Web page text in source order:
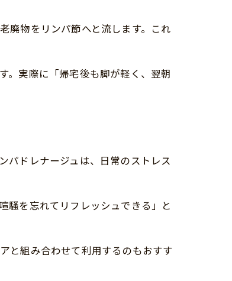
廃物をリンパ節へと流します。これ
。実際に「帰宅後も脚が軽く、翌朝
パドレナージュは、日常のストレス
騒を忘れてリフレッシュできる」と
と組み合わせて利用するのもおすす